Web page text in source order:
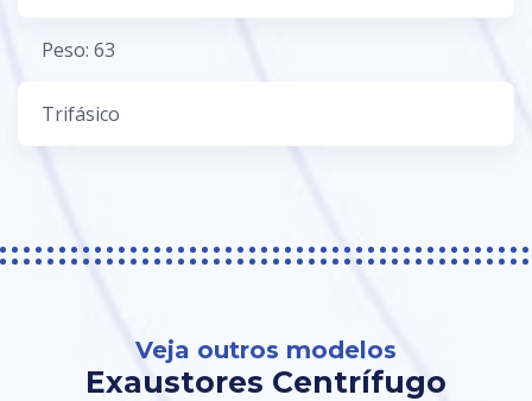
Peso: 63
Trifásico
Veja outros modelos
Exaustores Centrífugo